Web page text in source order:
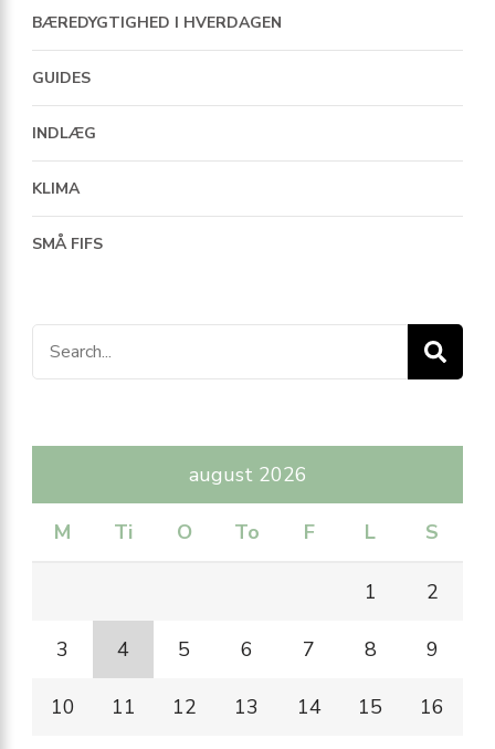
BÆREDYGTIGHED I HVERDAGEN
GUIDES
INDLÆG
KLIMA
SMÅ FIFS
Search
for:
august 2026
M Ti O To F L S
1 2
3 4 5 6 7 8 9
10 11 12 13 14 15 16